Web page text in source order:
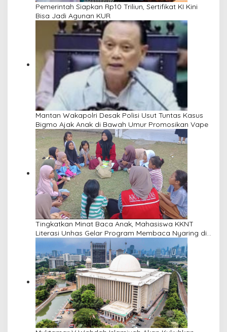
Pemerintah Siapkan Rp10 Triliun, Sertifikat KI Kini
Bisa Jadi Agunan KUR
Mantan Wakapolri Desak Polisi Usut Tuntas Kasus
Bigmo Ajak Anak di Bawah Umur Promosikan Vape
Tingkatkan Minat Baca Anak, Mahasiswa KKNT
Literasi Unhas Gelar Program Membaca Nyaring di
Lima Dusun Desa Laikang